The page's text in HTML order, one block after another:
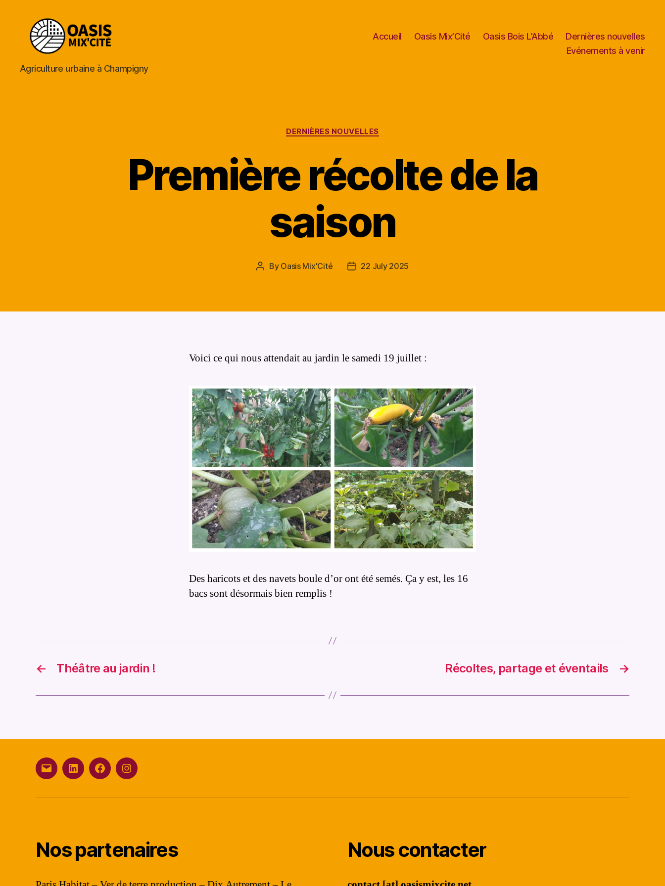
Oasis
Mix'Cité
Agriculture urbaine à Champigny
Accueil Oasis Mix’Cité Oasis Bois L’Abbé
Dernières nouvelles
Evénements à venir
Categories
DERNIÈRES NOUVELLES
Première récolte de la
saison
Post
By Oasis Mix'Cité
Post22 July 2025
Voici ce qui nous attendait au jardin le samedi 19 juillet :
Des haricots et des navets boule d’or ont été semés. Ça y est, les 16
bacs sont désormais bien remplis !
← Théâtre au jardin ! →
Récoltes, partage et éventails
E-
LinkedinFacebookInstagram
Nos partenaires Nous contacter